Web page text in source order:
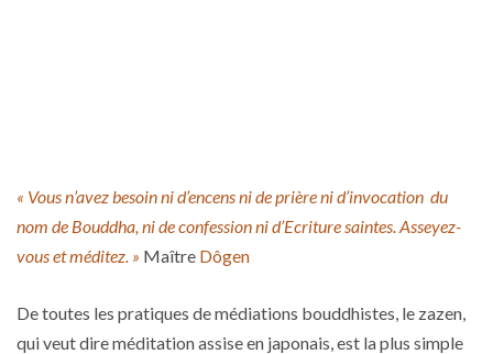
« Vous n’avez besoin ni d’encens ni de prière ni d’invocation du
nom de Bouddha, ni de confession ni d’Ecriture saintes. Asseyez-
vous et méditez. » Maître Dôgen
De toutes les pratiques de médiations bouddhistes, le zazen,
qui veut dire méditation assise en japonais, est la plus simple